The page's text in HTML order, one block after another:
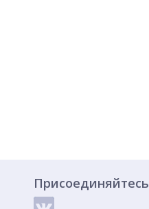
Присоединяйтесь